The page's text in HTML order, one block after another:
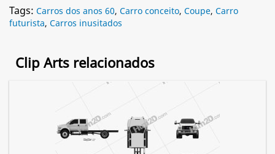
Tags: Carros dos anos 60, Carro conceito, Coupe, Carro
futurista, Carros inusitados
Clip Arts relacionados